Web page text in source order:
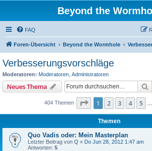
Beyond the
FAQ
Foren-Übersicht Beyond the Wormhole
Verbesserungsvorschläge
Moderatoren: Moderatoren Administratoren
Neues Thema
404 Themen Seite 1von
1 2 3 4 5
Themen
Quo Vadis oder: Mein Masterplan
Letzter Beitrag von Q « Do Jun 28, 2012 1:47 am
Antworten: 5